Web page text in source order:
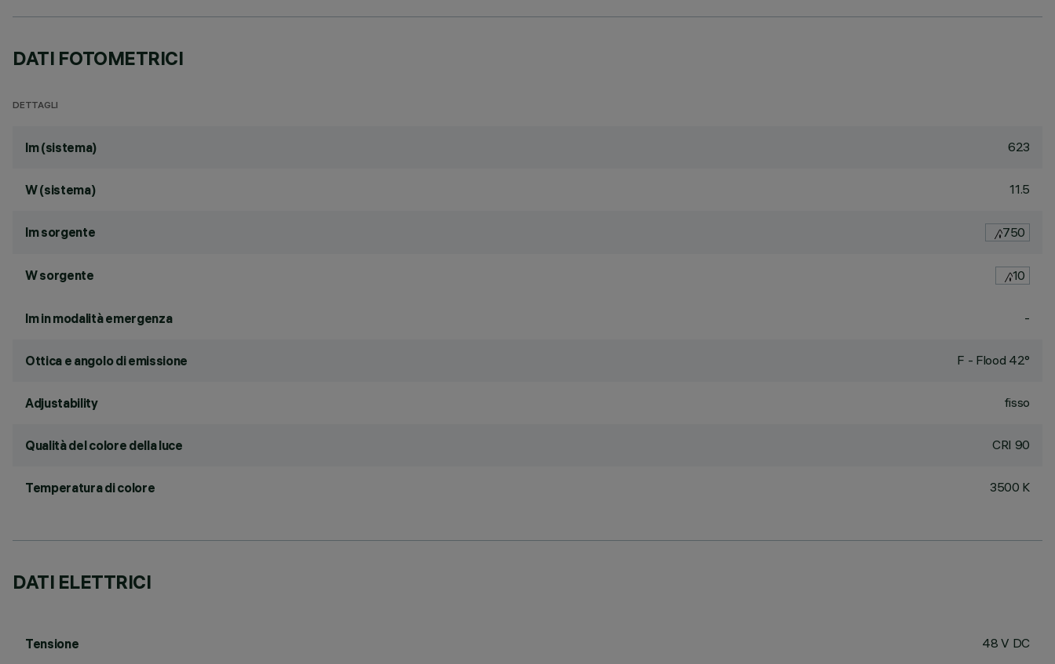
DATI FOTOMETRICI
DETTAGLI
lm (sistema) 623
W (sistema) 11.5
lm sorgente 750
W sorgente 10
lm in modalità emergenza -
Ottica e angolo di emissione F - Flood 42°
Adjustability fisso
Qualità del colore della luce CRI 90
Temperatura di colore 3500 K
DATI ELETTRICI
Tensione 48 V DC